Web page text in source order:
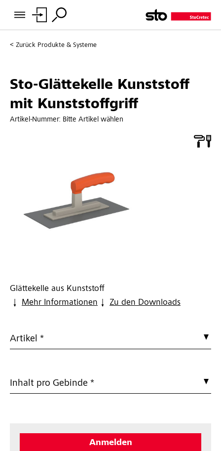
Zurück Produkte & Systeme
Sto-Glättekelle Kunststoff
mit Kunststoffgriff
Artikel-Nummer: Bitte Artikel wählen
Glättekelle aus Kunststoff
Mehr Informationen
Zu den Downloads
Artikel *
Inhalt pro Gebinde *
Anmelden